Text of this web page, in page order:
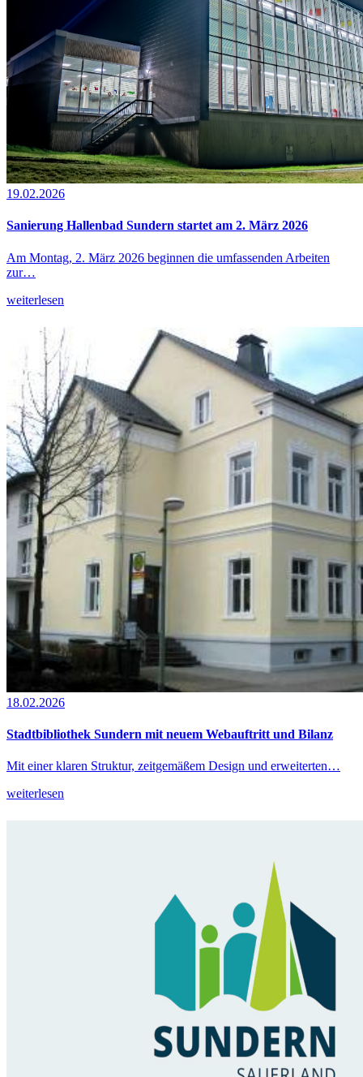
19.02.2026
Sanierung Hallenbad Sundern startet am 2. März 2026
Am Montag, 2. März 2026 beginnen die umfassenden Arbeiten
zur…
weiterlesen
18.02.2026
Stadtbibliothek Sundern mit neuem Webauftritt und Bilanz
Mit einer klaren Struktur, zeitgemäßem Design und erweiterten…
weiterlesen